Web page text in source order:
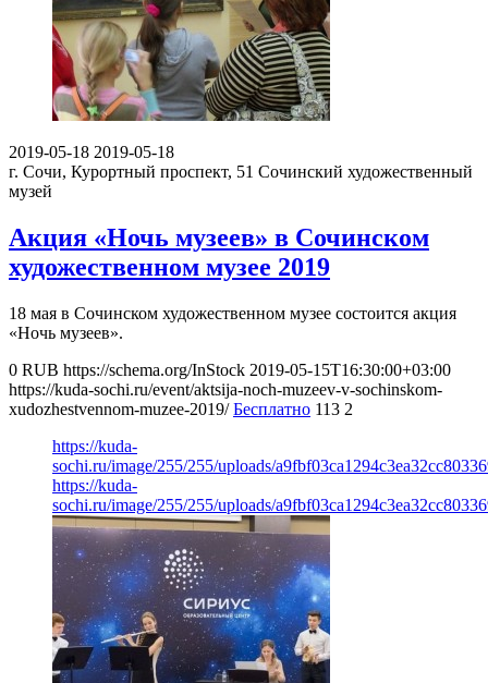
2019-05-18 2019-05-18
г. Сочи, Курортный проспект, 51 Сочинский художественный
музей
Акция «Ночь музеев» в Сочинском
художественном музее 2019
18 мая в Сочинском художественном музее состоится акция
«Ночь музеев».
0 RUB https://schema.org/InStock 2019-05-15T16:30:00+03:00
https://kuda-sochi.ru/event/aktsija-noch-muzeev-v-sochinskom-
xudozhestvennom-muzee-2019/ Бесплатно 113 2
https://kuda-
sochi.ru/image/255/255/uploads/
https://kuda-
sochi.ru/image/255/255/uploads/